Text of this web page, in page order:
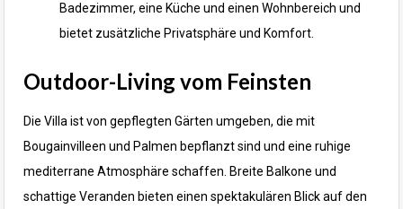
Badezimmer, eine Küche und einen Wohnbereich und
bietet zusätzliche Privatsphäre und Komfort.
Outdoor-Living vom Feinsten
Die Villa ist von gepflegten Gärten umgeben, die mit
Bougainvilleen und Palmen bepflanzt sind und eine ruhige
mediterrane Atmosphäre schaffen. Breite Balkone und
schattige Veranden bieten einen spektakulären Blick auf den